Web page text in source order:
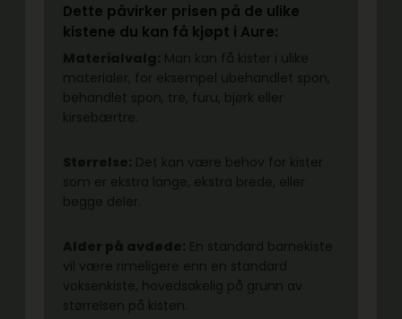
Dette påvirker prisen på de ulike
kistene du kan få kjøpt i Aure: